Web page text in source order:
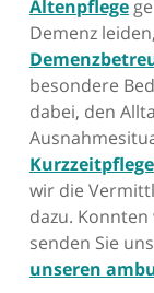
Altenpflege
Demenz
besondere
dabei, den
Kurzzeitpflege
wir die
dazu.
senden Sie
unseren